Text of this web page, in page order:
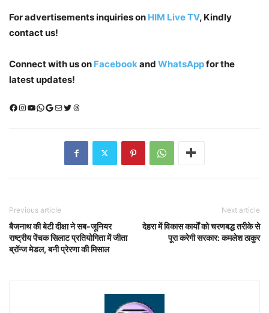
For advertisements inquiries on HIM Live TV, Kindly
contact us!
Connect with us on Facebook and WhatsAppfor the
latest updates!
Facebook
Instagram
YouTube
WhatsApp
Google
MailX (Twitter)
Threads
Previous article
बैजनाथ की बेटी दीक्षा ने सब-जूनियर
राष्ट्रीय पेंचक सिलाट प्रतियोगिता में जीता
ब्रॉन्ज मेडल, बनी प्रेरणा की मिसाल
Next article
देहरा में विकास कार्यों को चरणबद्ध तरीके से
पूरा करेगी सरकार: कमलेश ठाकुर